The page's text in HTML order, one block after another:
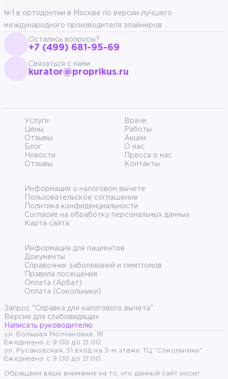
№1 в ортодонтии в Москве по версии лучшего
международного производителя элайнеров
Остались вопросы?
+7 (499) 681-95-69
Связаться с нами
kurator@proprikus.ru
Услуги
Врачи
Цены
Работы
Отзывы
Акции
Блог
О нас
Новости
Пресса о нас
Отзывы
Контакты
Информация о налоговом вычете
Пользовательское соглашение
Политика конфиденциальности
Согласие на обработку персональных данных
Карта сайта
Информация для пациентов
Документы
Справочник заболеваний и симптомов
Правила посещения
Оплата (Арбат)
Оплата (Сокольники)
Запрос "Справка для налогового вычета"
Версия для слабовидящих
Написать руководителю
ул. Большая Молчановка, 18
Ежедневно с 9:00 до 21:00.
ул. Русаковская, 31 вход на 3-м этаже ТЦ "Сокольники"
Ежедневно с 9:00 до 21:00.
Обращаем ваше внимание на то, что данный сайт носит